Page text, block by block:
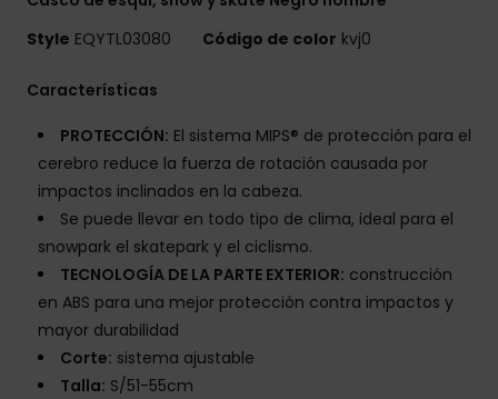
Style EQYTL03080 Código de color kvj0
Características
PROTECCIÓN: El sistema MIPS® de protección para el
cerebro reduce la fuerza de rotación causada por
impactos inclinados en la cabeza.
Se puede llevar en todo tipo de clima, ideal para el
snowpark el skatepark y el ciclismo.
TECNOLOGÍA DE LA PARTE EXTERIOR: construcción
en ABS para una mejor protección contra impactos y
mayor durabilidad
Corte: sistema ajustable
Talla: S/51-55cm